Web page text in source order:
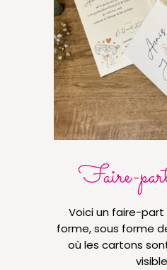
Faire-
Voici un faire-part
forme, sous forme
où les cartons